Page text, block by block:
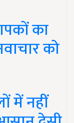
का
को
में नहीं